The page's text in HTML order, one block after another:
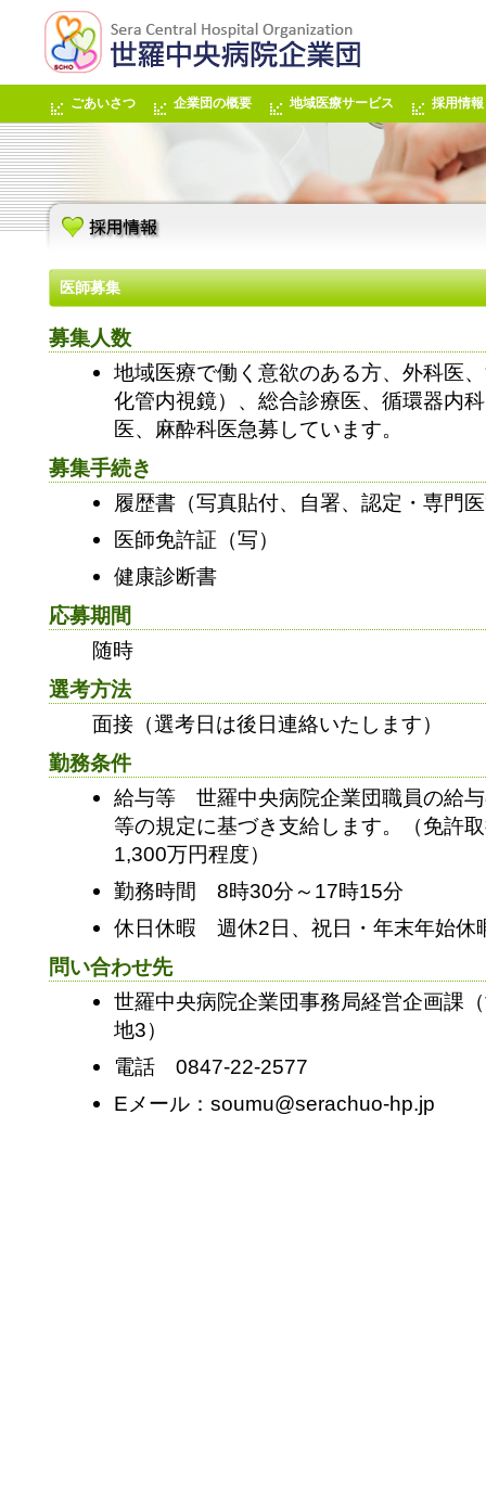
ごあいさつ 企業団の概要 地域医療サービス 採用情報
医師募集
募集人数
地域医療で働く意欲のある方、外科医
化管内視鏡）、総合診療医、循環器内
医、麻酔科医急募しています。
募集手続き
履歴書（写真貼付、自署、認定・専門
医師免許証（写）
健康診断書
応募期間
随時
選考方法
面接（選考日は後日連絡いたします）
勤務条件
給与等 世羅中央病院企業団職員の給
等の規定に基づき支給します。（免許
1,300万円程度）
勤務時間 8時30分～17時15分
休日休暇 週休2日、祝日・年末年始休
問い合わせ先
世羅中央病院企業団事務局経営企画課
地3）
電話 0847-22-2577
Eメール：soumu@serachuo-hp.jp